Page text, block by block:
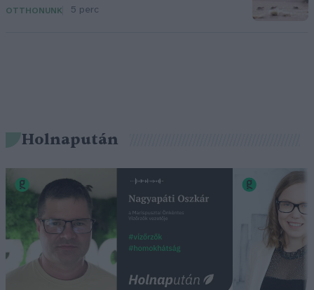
OTTHONUNK 5 perc
Holnapután